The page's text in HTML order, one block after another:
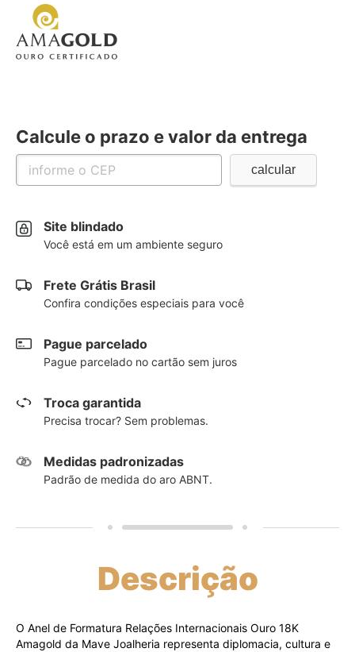
Calcule o prazo e valor da entrega
Site blindado
Você está em um ambiente seguro
Frete Grátis Brasil
Confira condições especiais para você
Pague parcelado
Pague parcelado no cartão sem juros
Troca garantida
Precisa trocar? Sem problemas.
Medidas padronizadas
Padrão de medida do aro ABNT.
Descrição
O Anel de Formatura Relações Internacionais Ouro 18K
Amagold da Mave Joalheria representa diplomacia, cultura e